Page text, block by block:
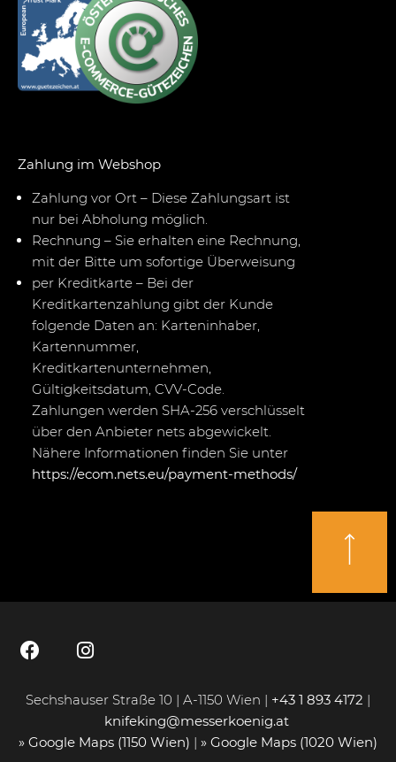
Zahlung im Webshop
Zahlung vor Ort – Diese Zahlungsart ist
nur bei Abholung möglich.
Rechnung – Sie erhalten eine Rechnung,
mit der Bitte um sofortige Überweisung
per Kreditkarte – Bei der
Kreditkartenzahlung gibt der Kunde
folgende Daten an: Karteninhaber,
Kartennummer,
Kreditkartenunternehmen,
Gültigkeitsdatum, CVV-Code.
Zahlungen werden SHA-256 verschlüsselt
über den Anbieter nets abgewickelt.
Nähere Informationen finden Sie unter
https://ecom.nets.eu/payment-methods/
Sechshauser Straße 10 | A-1150 Wien | +43 1 893 4172 |
knifeking@messerkoenig.at
» Google Maps (1150 Wien) | » Google Maps (1020 Wien)